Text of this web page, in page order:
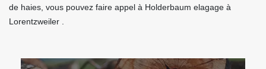
de haies, vous pouvez faire appel à Holderbaum elagage à
Lorentzweiler .